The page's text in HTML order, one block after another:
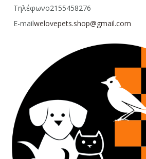
Τηλέφωνο2155458276
E-mailwelovepets.shop@gmail.com